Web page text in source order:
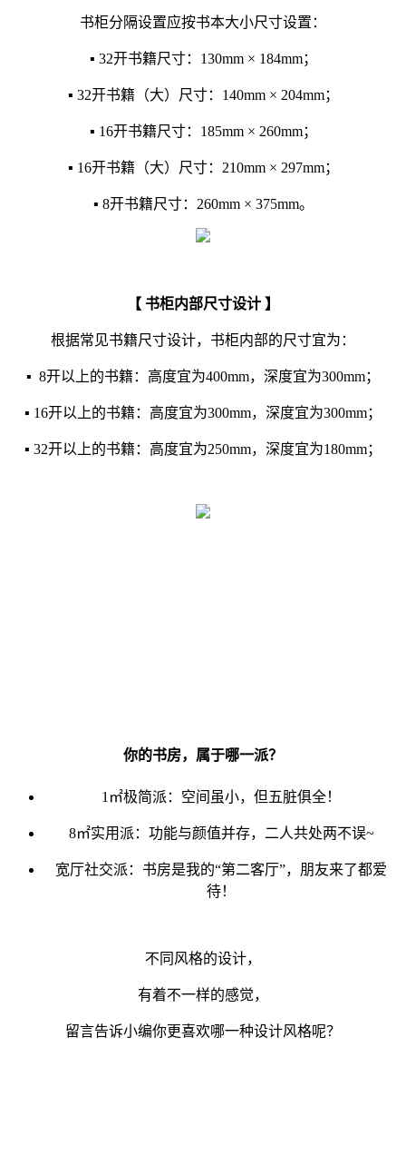
书柜分隔设置应按书本大小尺寸设置：
▪ 32开书籍尺寸：130mm × 184mm；
▪ 32开书籍（大）尺寸：140mm × 204mm；
▪ 16开书籍尺寸：185mm × 260mm；
▪ 16开书籍（大）尺寸：210mm × 297mm；
▪ 8开书籍尺寸：260mm × 375mm。
【 书柜内部尺寸设计 】
根据常见书籍尺寸设计，书柜内部的尺寸宜为：
▪ 8开以上的书籍：高度宜为400mm，深度宜为300mm；
▪ 16开以上的书籍：高度宜为300mm，深度宜为300mm；
▪ 32开以上的书籍：高度宜为250mm，深度宜为180mm；
你的书房，属于哪一派？
1㎡极简派 ：空间虽小，但五脏俱全！
8㎡实用派 ：功能与颜值并存，二人共处两不误~
宽厅社交派 ：书房是我的“第二客厅”，朋友来了都爱
待！
不同风格的设计，
有着不一样的感觉，
留言告诉小编你更喜欢哪一种设计风格呢？